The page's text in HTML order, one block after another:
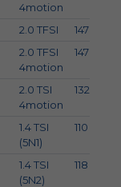
4motion
2.0 TFSI 147
2.0 TFSI
4motion
147
2.0 TSI
4motion
132
1.4 TSI
(5N1)
110
1.4 TSI
(5N2)
118